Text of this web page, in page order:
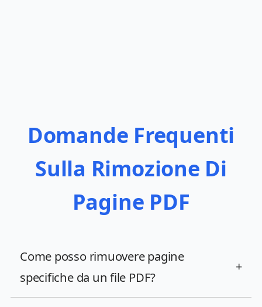
Domande Frequenti
Sulla Rimozione Di
Pagine PDF
Come posso rimuovere pagine
specifiche da un file PDF?
+